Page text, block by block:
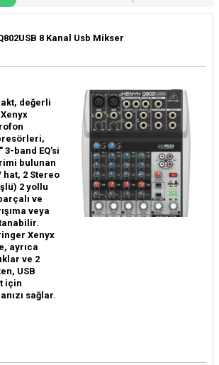
8 Kanal Usb Mikser
değerli
band EQ'si
bulunan
2 Stereo
2 yollu
ve
veya
Xenyx
ayrıca
ve 2
USB
için
sağlar.